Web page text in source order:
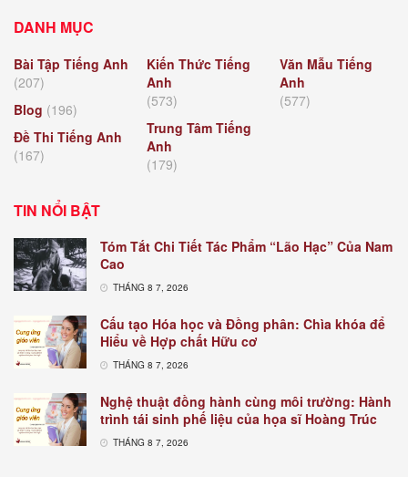
DANH MỤC
Bài Tập Tiếng Anh
(207)
Blog (196)
Đề Thi Tiếng Anh
(167)
Kiến Thức Tiếng
Anh
(573)
Trung Tâm Tiếng
Anh
(179)
Văn Mẫu Tiếng
Anh
(577)
TIN NỔI BẬT
Tóm Tắt Chi Tiết Tác Phẩm “Lão Hạc” Của Nam
Cao
THÁNG 8 7, 2026
Cấu tạo Hóa học và Đồng phân: Chìa khóa để
Hiểu về Hợp chất Hữu cơ
THÁNG 8 7, 2026
Nghệ thuật đồng hành cùng môi trường: Hành
trình tái sinh phế liệu của họa sĩ Hoàng Trúc
THÁNG 8 7, 2026